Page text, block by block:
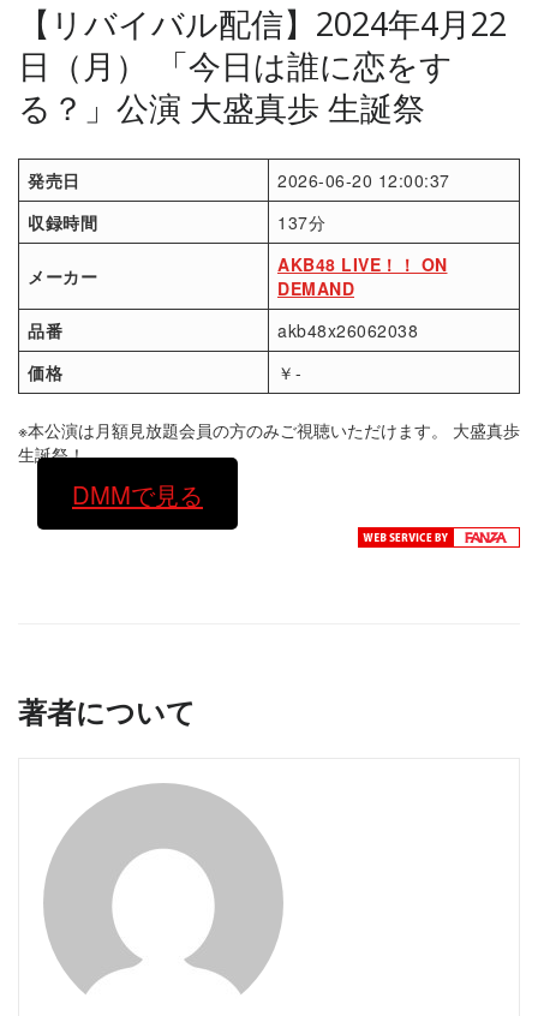
【リバイバル配信】2024年4月22
日（月） 「今日は誰に恋をす
る？」公演 大盛真歩 生誕祭
発売日
2026-06-20 12:00:37
収録時間
137分
メーカー
AKB48 LIVE！！ ON
DEMAND
品番
akb48x26062038
価格
￥-
※本公演は月額見放題会員の方のみご視聴いただけます。 大盛真歩
生誕祭！
DMMで見る
著者について